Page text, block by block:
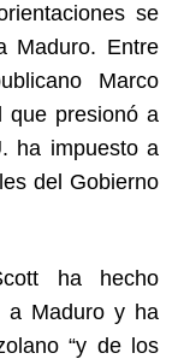
se
Maduro. Entre
Marco
que presionó a
ha impuesto a
del Gobierno
ha hecho
a Maduro y ha
“y de los